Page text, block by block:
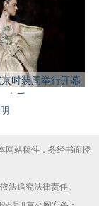
制”
时装周举行开幕
网站稿件，务经书面授
法追究法律责任。